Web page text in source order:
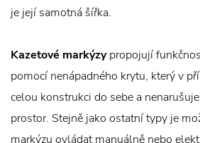
je její samotná šířka.
Kazetové markýzypropojují
pomocí nenápadného krytu, který v
celou konstrukci do sebe a
prostor. Stejně jako ostatní typy je
markýzu ovládat manuálně nebo